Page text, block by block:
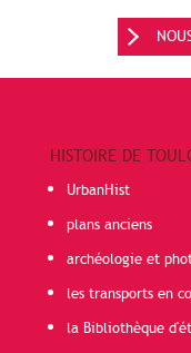
HISTOIRE DE
UrbanHist
plans anciens
archéologie et
les transports en
la Bibliothèque